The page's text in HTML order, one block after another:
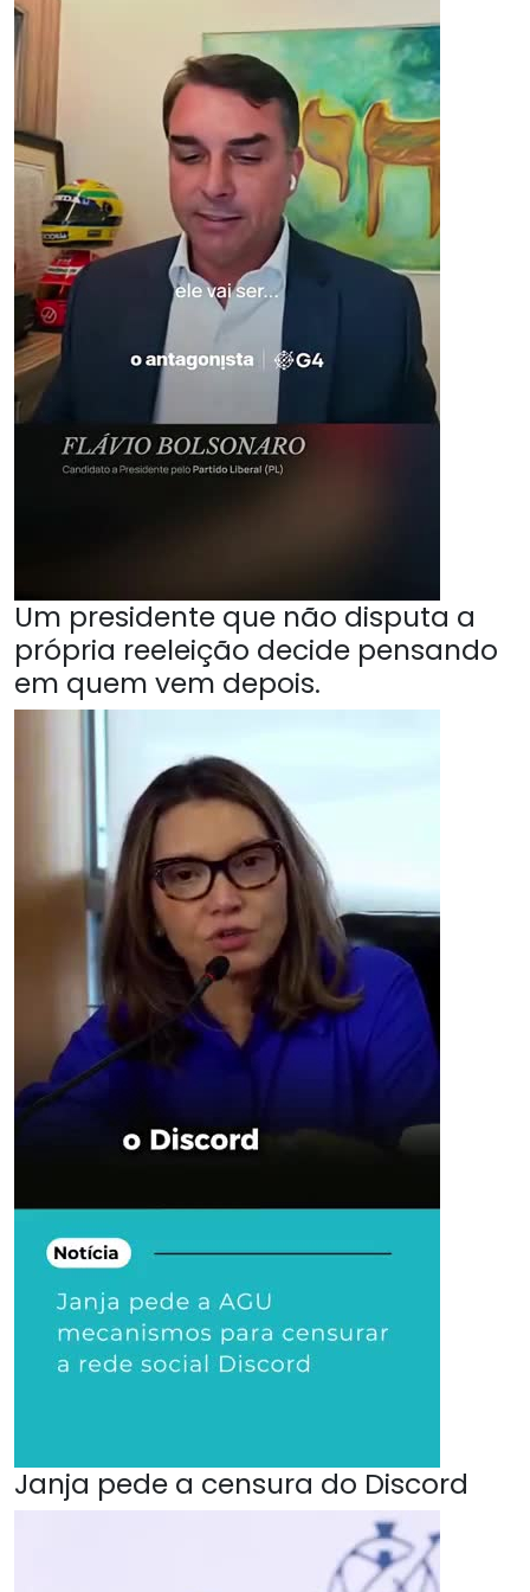
Um presidente que não disputa a
própria reeleição decide pensando
em quem vem depois.
Janja pede a censura do Discord